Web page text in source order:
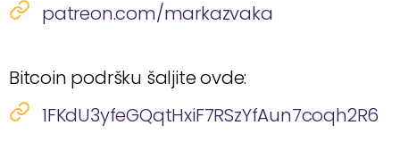
patreon.com/markazvaka
Bitcoin podršku šaljite ovde:
1FKdU3yfeGQqtHxiF7RSzYfAun7coqh2R6